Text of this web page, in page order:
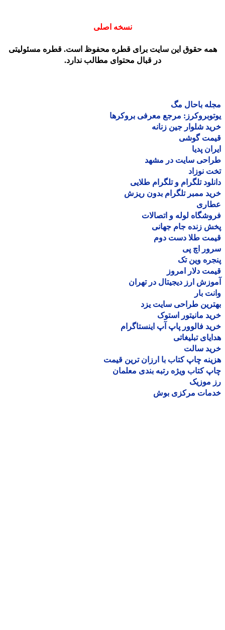
نسخه اصلی
حقوق این سایت برای قطره محفوظ است. قطره مسئولیتی
در قبال محتوای مطالب ندارد.
باحال مگ
مرجع معرفی بروکرها
شلوار جین زنانه
گوشی
پدیا
سایت در مشهد
نوزاد
تلگرام و تلگرام طلایی
ممبر تلگرام بدون ریزش
لوله و اتصالات
زنده جام جهانی
طلا دست دوم
اچ پی
وین تک
دلار امروز
ارز دیجیتال در تهران
بار
طراحی سایت یزد
مانیتور استوک
فالوور پاپ آپ اینستاگرام
تبلیغاتی
سالت
چاپ کتاب با ارزان ترین قیمت
کتاب ویژه رتبه بندی معلمان
موزیک
مرکزی بوش